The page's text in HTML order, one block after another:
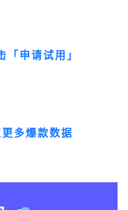
「申请试用」
多爆款数据